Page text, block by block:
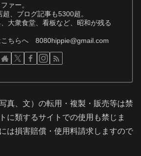
ァー。
、ブログ記事も5300超。
大衆食堂、看板など、昭和が残る
こちらへ 8080hippie@gmail.com
真、文）の転用・複製・販売等は禁
に類するサイトでの使用も禁じま
は損害賠償・使用料請求しますので